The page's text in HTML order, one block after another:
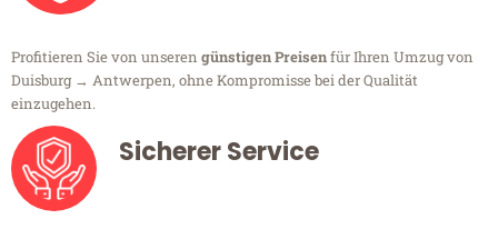
Profitieren Sie von unseren günstigen Preisenfür Ihren Umzug von
Duisburg → Antwerpen, ohne Kompromisse bei der Qualität
einzugehen.
Sicherer Service